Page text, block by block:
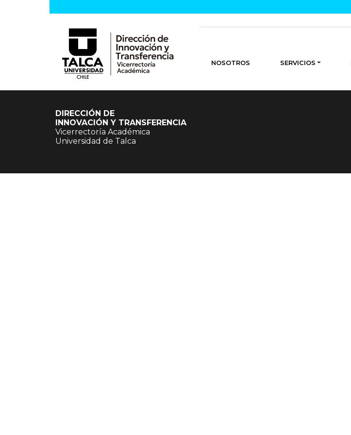
NOSOTROS SERVICIOS
DIRECCIÓN DE
INNOVACIÓN Y TRANSFERENCIA
Vicerrectoría Académica
Universidad de Talca